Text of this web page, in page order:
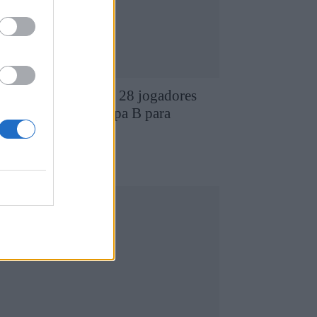
Chaves revela os 28 jogadores
compõem a equipa B para
2027